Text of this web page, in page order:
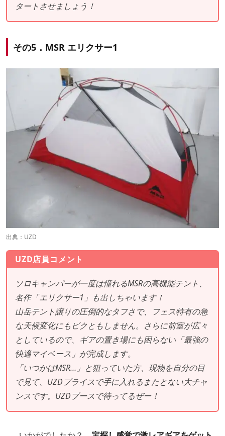
タートさせましょう！
その5．MSR エリクサー1
出典：UZD
UZD店員コメント
ソロキャンパーが一度は憧れるMSRの高機能テント、
名作「エリクサー1」も出しちゃいます！
山岳テント譲りの圧倒的なタフさで、フェス特有の急
な天候変化にもビクともしません。さらに前室が広々
としているので、ギアの置き場にも困らない「最強の
快適マイベース」が完成します。
「いつかはMSR…」と狙っていた方、現物を自分の目
で見て、UZDプライスで手に入れるまたとない大チャ
ンスです。UZDブースで待ってるぜー！